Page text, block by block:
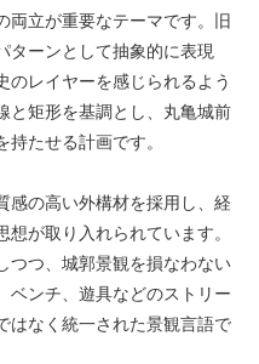
両立が重要なテーマです。旧
ターンとして抽象的に表現
のレイヤーを感じられるよう
と矩形を基調とし、丸亀城前
たせる計画です。
感の高い外構材を採用し、経
が取り入れられています。
つつ、城郭景観を損なわない
ベンチ、遊具などのストリー
はなく統一された景観言語で